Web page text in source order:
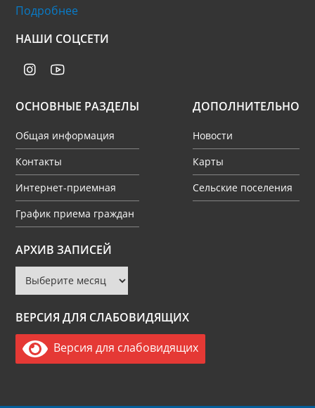
Подробнее
НАШИ СОЦСЕТИ
ОСНОВНЫЕ РАЗДЕЛЫ
Общая информация
Контакты
Интернет-приемная
График приема граждан
ДОПОЛНИТЕЛЬНО
Новости
Карты
Сельские поселения
АРХИВ ЗАПИСЕЙ
Архив
записей
ВЕРСИЯ ДЛЯ СЛАБОВИДЯЩИХ
Версия для слабовидящих